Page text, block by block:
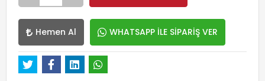
Hemen Al WHATSAPP İLE SİPARİŞ VER